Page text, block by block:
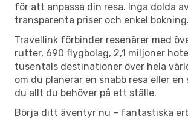
för att anpassa din resa. Inga dolda
transparenta priser och enkel bokning.
Travellink förbinder resenärer med
rutter, 690 flygbolag, 2,1 miljoner
tusentals destinationer över hela
om du planerar en snabb resa eller
du allt du behöver på ett ställe.
Börja ditt äventyr nu – fantastiska